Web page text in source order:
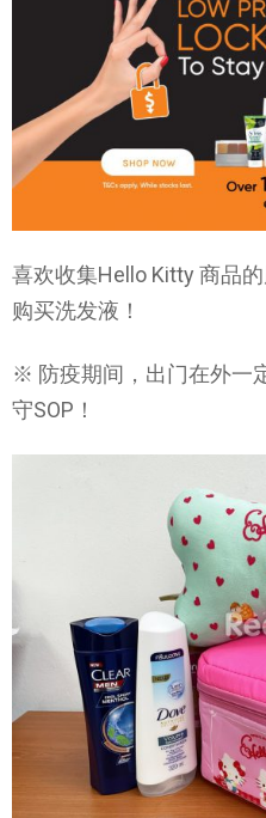
喜欢收集Hello Kitty 商品
购买洗发液！
※ 防疫期间，出门在外一
守SOP！